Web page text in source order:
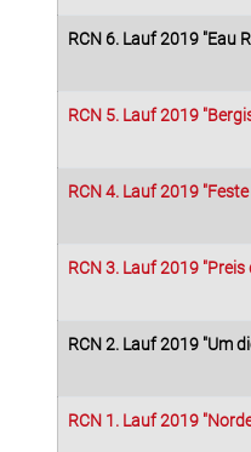
RCN 6. Lauf 2019 "Eau
RCN 5. Lauf 2019
RCN 4. Lauf 2019
RCN 3. Lauf 2019
RCN 2. Lauf 2019 "Um
RCN 1. Lauf 2019